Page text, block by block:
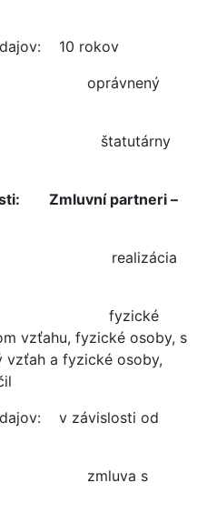
10 rokov
oprávnený
štatutárny
Zmluvní partneri –
realizácia
fyzické
vzťahu, fyzické osoby, s
vzťah a fyzické osoby,
v závislosti od
zmluva s